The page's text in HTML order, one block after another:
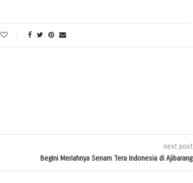
next post
Begini Meriahnya Senam Tera Indonesia di Ajibarang